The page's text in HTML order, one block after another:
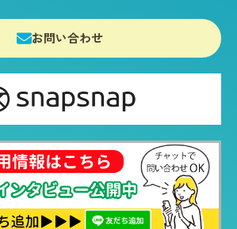
お問い合わせ